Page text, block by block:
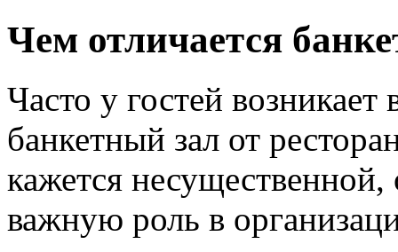
Чем отличается
Часто у гостей
банкетный зал от
кажется несущественной,
важную роль в